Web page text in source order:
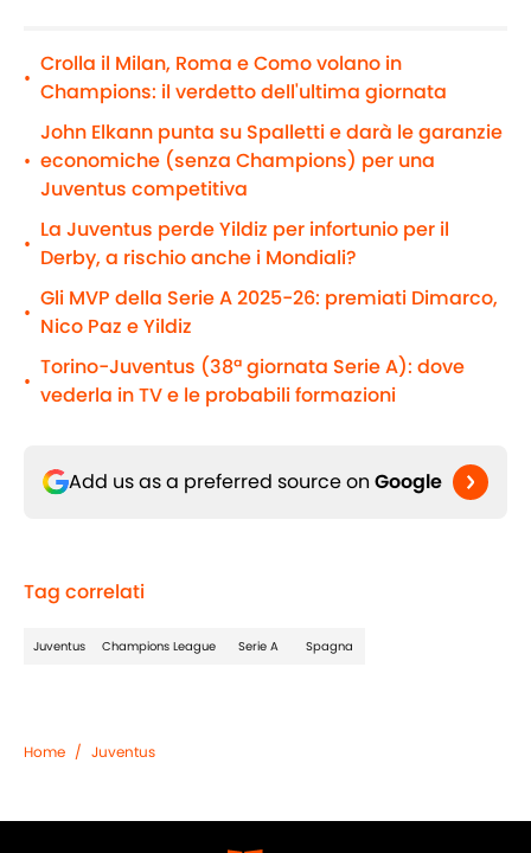
•
Crolla il Milan, Roma e Como volano in
Champions: il verdetto dell'ultima giornata
•
John Elkann punta su Spalletti e darà le garanzie
economiche (senza Champions) per una
Juventus competitiva
•
La Juventus perde Yildiz per infortunio per il
Derby, a rischio anche i Mondiali?
•
Gli MVP della Serie A 2025-26: premiati Dimarco,
Nico Paz e Yildiz
•
Torino-Juventus (38ª giornata Serie A): dove
vederla in TV e le probabili formazioni
Add us as a preferred source on Google
Tag correlati
Juventus Champions League Serie A Spagna
Home / Juventus